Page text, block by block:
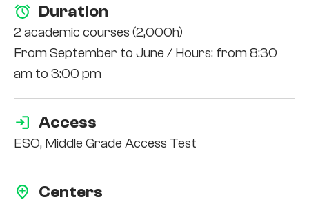
Duration
2 academic courses (2,000h)
From September to June / Hours: from 8:30
am to 3:00 pm
Access
ESO, Middle Grade Access Test
Centers